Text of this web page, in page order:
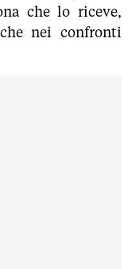
che lo riceve,
nei confronti